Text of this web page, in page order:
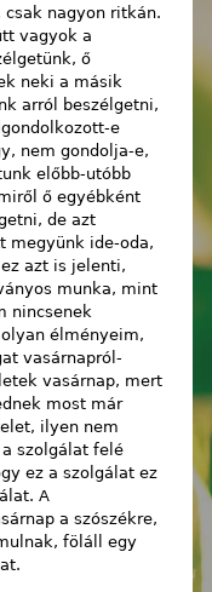
nagyon ritkán.
vagyok a
ő
neki a másik
arról beszélgetni,
e
nem gondolja-e,
előbb-utóbb
ő egyébként
de azt
megyünk ide-oda,
azt is jelenti,
munka, mint
nincsenek
élményeim,
vasárnapról-
vasárnap, mert
most már
ilyen nem
szolgálat felé
ez a szolgálat ez
A
a szószékre,
föláll egy